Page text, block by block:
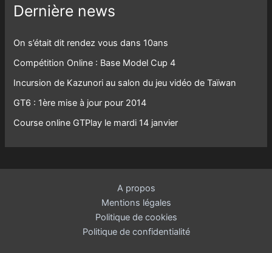
Dernière news
On s’était dit rendez vous dans 10ans
Compétition Online : Base Model Cup 4
Incursion de Kazunori au salon du jeu vidéo de Taïwan
GT6 : 1ère mise à jour pour 2014
Course online GTPlay le mardi 14 janvier
A propos
Mentions légales
Politique de cookies
Politique de confidentialité